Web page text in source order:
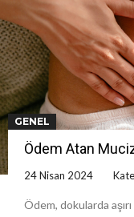
GENEL
Ödem Atan
24 Nisan 2024
Ödem, dokularda